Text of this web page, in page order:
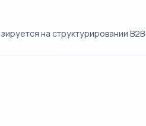
на структурировании